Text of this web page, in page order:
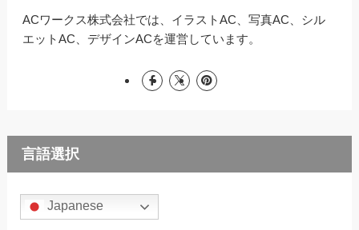
ACワークス株式会社では、イラストAC、写真AC、シル
エットAC、デザインACを運営しています。
言語選択
Japanese